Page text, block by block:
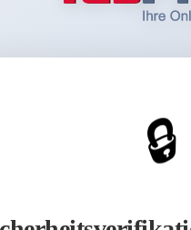
🔒